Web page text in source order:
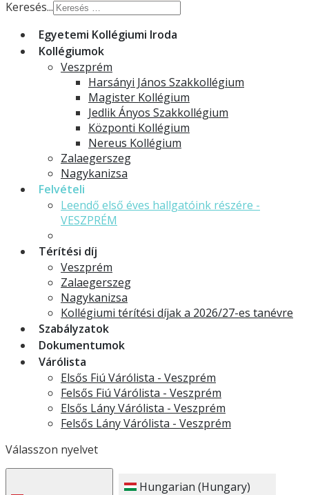
Keresés...
Egyetemi Kollégiumi Iroda
Kollégiumok
Veszprém
Harsányi János Szakkollégium
Magister Kollégium
Jedlik Ányos Szakkollégium
Központi Kollégium
Nereus Kollégium
Zalaegerszeg
Nagykanizsa
Felvételi
Leendő első éves hallgatóink részére -
VESZPRÉM
Térítési díj
Veszprém
Zalaegerszeg
Nagykanizsa
Kollégiumi térítési díjak a 2026/27-es tanévre
Szabályzatok
Dokumentumok
Várólista
Elsős Fiú Várólista - Veszprém
Felsős Fiú Várólista - Veszprém
Elsős Lány Várólista - Veszprém
Felsős Lány Várólista - Veszprém
Válasszon nyelvet
Hungarian (Hungary)